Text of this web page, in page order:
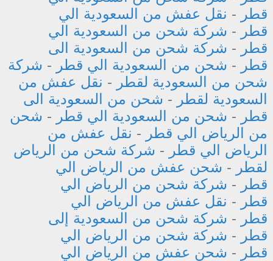
قطر - نقل عفش من السعودية الي
قطر - شركة شحن من السعودية الي
قطر - شركة شحن من السعودية الى
قطر - شحن من السعودية الي قطر - شركة
شحن من السعودية لقطر - نقل عفش من
السعودية لقطر - شحن من السعودية الى
قطر - شحن من السعودية الي قطر - شحن
من الرياض الي قطر - نقل عفش من
الرياض الي قطر - شركة شحن من الرياض
لقطر - شحن عفش من الرياض الي
قطر - شركة شحن من الرياض الي
قطر - نقل عفش من الرياض الي
قطر - شركة شحن من السعودية إلى
قطر - شركة شحن من الرياض الي
قطر - شحن عفش من الرياض الي